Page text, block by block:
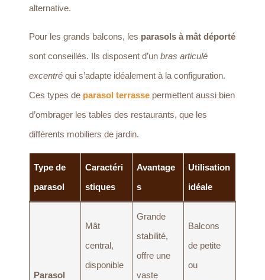
alternative.
Pour les grands balcons, les parasols à mât déporté
sont conseillés. Ils disposent d’un bras articulé
excentré qui s’adapte idéalement à la configuration.
Ces types de parasol terrassepermettent aussi bien
d’ombrager les tables des restaurants, que les
différents mobiliers de jardin.
Type de
parasol
Caractéri
stiques
Avantage
s
Utilisation
idéale
Parasol
Mât
central,
disponible
Grande
stabilité,
offre une
vaste
Balcons
de petite
ou